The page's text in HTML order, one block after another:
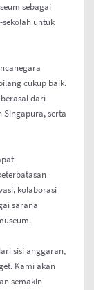
sebagai
untuk
cukup baik.
dari
Singapura, serta
kolaborasi
sarana
sisi anggaran,
Kami akan
semakin